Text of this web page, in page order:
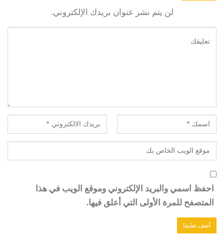
لن يتم نشر عنوان بريدك الإلكتروني.
احفظ اسمي والبريد الإلكتروني وموقع الويب في هذا
المتصفح للمرة الأولى التي أعلق فيها.